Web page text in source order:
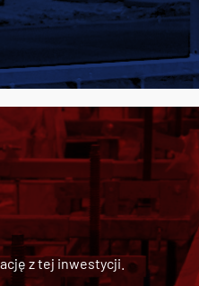
z tej inwestycji.